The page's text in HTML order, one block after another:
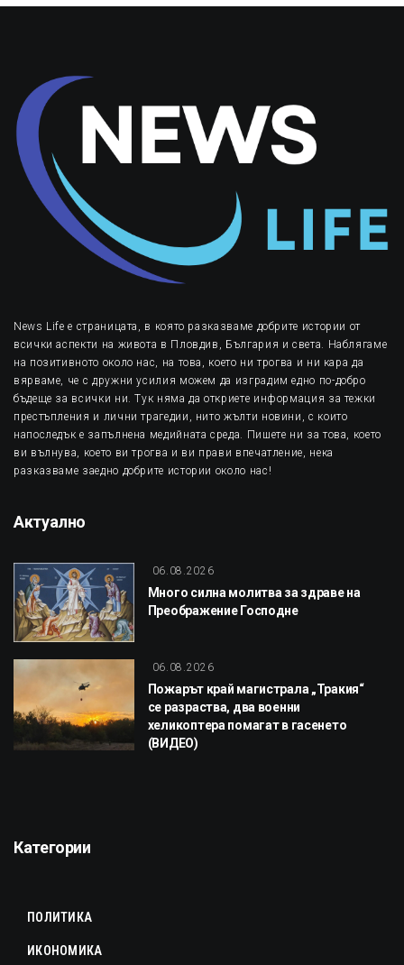
News Life е страницата, в която разказваме добрите истории от
всички аспекти на живота в Пловдив, България и света. Наблягаме
на позитивното около нас, на това, което ни трогва и ни кара да
вярваме, че с дружни усилия можем да изградим едно по-добро
бъдеще за всички ни. Тук няма да откриете информация за тежки
престъпления и лични трагедии, нито жълти новини, с които
напоследък е запълнена медийната среда. Пишете ни за това, което
ви вълнува, което ви трогва и ви прави впечатление, нека
разказваме заедно добрите истории около нас!
Актуално
06.08.2026
Много силна молитва за здраве на
Преображение Господне
06.08.2026
Пожарът край магистрала „Тракия“
се разраства, два военни
хеликоптера помагат в гасенето
(ВИДЕО)
Категории
ПОЛИТИКА
ИКОНОМИКА